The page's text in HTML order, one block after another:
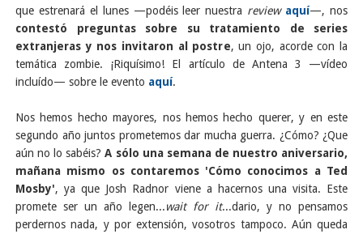
que estrenará el lunes —podéis leer nuestra review aquí—, nos
contestó preguntas sobre su tratamiento de series
extranjeras y nos invitaron al postre, un ojo, acorde con la
temática zombie. ¡Riquísimo! El artículo de Antena 3 —vídeo
incluído— sobre le evento aquí.
Nos hemos hecho mayores, nos hemos hecho querer, y en este
segundo año juntos prometemos dar mucha guerra. ¿Cómo? ¿Que
aún no lo sabéis?A sólo una semana de nuestro aniversario,
mañana mismo os contaremos 'Cómo conocimos a Ted
Mosby', ya que Josh Radnor viene a hacernos una visita. Este
promete ser un año legen...wait for it...dario, y no pensamos
perdernos nada, y por extensión, vosotros tampoco. Aún queda